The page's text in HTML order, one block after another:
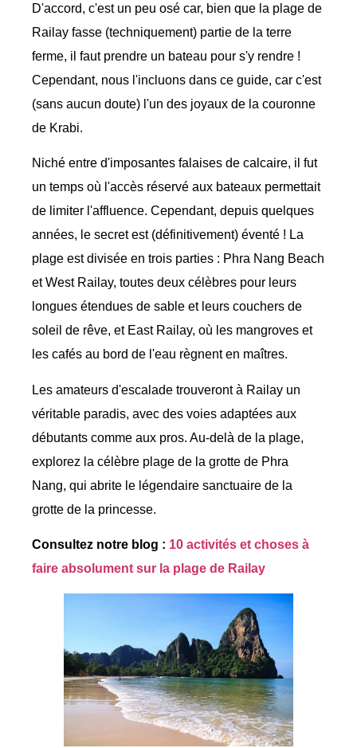
D'accord, c'est un peu osé car, bien que la plage de
Railay fasse (techniquement) partie de la terre
ferme, il faut prendre un bateau pour s'y rendre !
Cependant, nous l'incluons dans ce guide, car c'est
(sans aucun doute) l'un des joyaux de la couronne
de Krabi.
Niché entre d'imposantes falaises de calcaire, il fut
un temps où l'accès réservé aux bateaux permettait
de limiter l'affluence. Cependant, depuis quelques
années, le secret est (définitivement) éventé ! La
plage est divisée en trois parties : Phra Nang Beach
et West Railay, toutes deux célèbres pour leurs
longues étendues de sable et leurs couchers de
soleil de rêve, et East Railay, où les mangroves et
les cafés au bord de l'eau règnent en maîtres.
Les amateurs d'escalade trouveront à Railay un
véritable paradis, avec des voies adaptées aux
débutants comme aux pros. Au-delà de la plage,
explorez la célèbre plage de la grotte de Phra
Nang, qui abrite le légendaire sanctuaire de la
grotte de la princesse.
Consultez notre blog : 10 activités et choses à
faire absolument sur la plage de Railay